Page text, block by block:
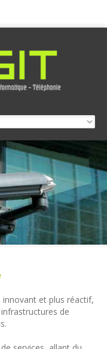
innovant et plus réactif,
de